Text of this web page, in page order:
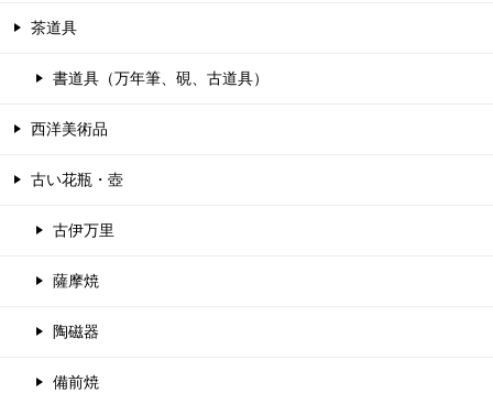
茶道具
書道具（万年筆、硯、古道具）
西洋美術品
古い花瓶・壺
古伊万里
薩摩焼
陶磁器
備前焼